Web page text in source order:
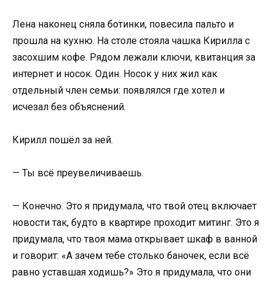
Лена наконец сняла ботинки, повесила пальто и
прошла на кухню. На столе стояла чашка Кирилла с
засохшим кофе. Рядом лежали ключи, квитанция за
интернет и носок. Один. Носок у них жил как
отдельный член семьи: появлялся где хотел и
исчезал без объяснений.
Кирилл пошёл за ней.
— Ты всё преувеличиваешь.
— Конечно. Это я придумала, что твой отец включает
новости так, будто в квартире проходит митинг. Это я
придумала, что твоя мама открывает шкаф в ванной
и говорит: «А зачем тебе столько баночек, если всё
равно уставшая ходишь?» Это я придумала, что они